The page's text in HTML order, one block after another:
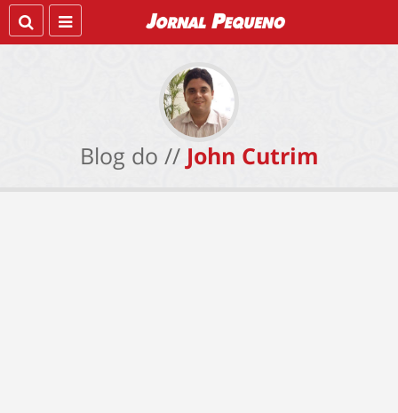
Blog do // John Cutrim